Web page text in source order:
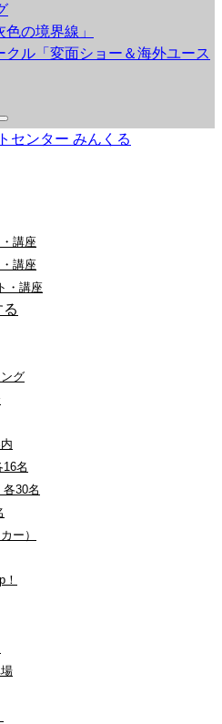
の境界線」
クル「変面ショー＆海外ユース
講座
講座
・講座
グ
名
30名
ー）